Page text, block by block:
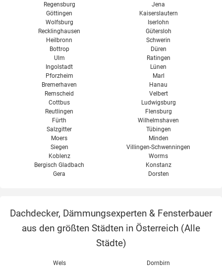
Regensburg
Göttingen
Wolfsburg
Recklinghausen
Heilbronn
Bottrop
Ulm
Ingolstadt
Pforzheim
Bremerhaven
Remscheid
Cottbus
Reutlingen
Fürth
Salzgitter
Moers
Siegen
Koblenz
Bergisch Gladbach
Gera
Jena
Kaiserslautern
Iserlohn
Gütersloh
Schwerin
Düren
Ratingen
Lünen
Marl
Hanau
Velbert
Ludwigsburg
Flensburg
Wilhelmshaven
Tübingen
Minden
Villingen-Schwenningen
Worms
Konstanz
Dorsten
Dachdecker, Dämmungsexperten & Fensterbauer
aus den größten Städten in Österreich (Alle
Städte)
Wels
Dornbirn